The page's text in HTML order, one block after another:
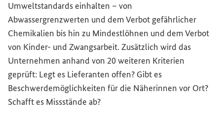
Umweltstandards einhalten – von
Abwassergrenzwerten und dem Verbot gefährlicher
Chemikalien bis hin zu Mindestlöhnen und dem Verbot
von Kinder- und Zwangsarbeit. Zusätzlich wird das
Unternehmen anhand von 20 weiteren Kriterien
geprüft: Legt es Lieferanten offen? Gibt es
Beschwerdemöglichkeiten für die Näherinnen vor Ort?
Schafft es Missstände ab?